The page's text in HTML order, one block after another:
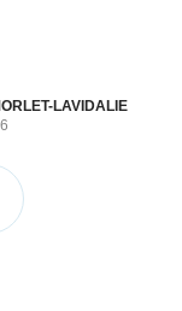
LAVIDALIE